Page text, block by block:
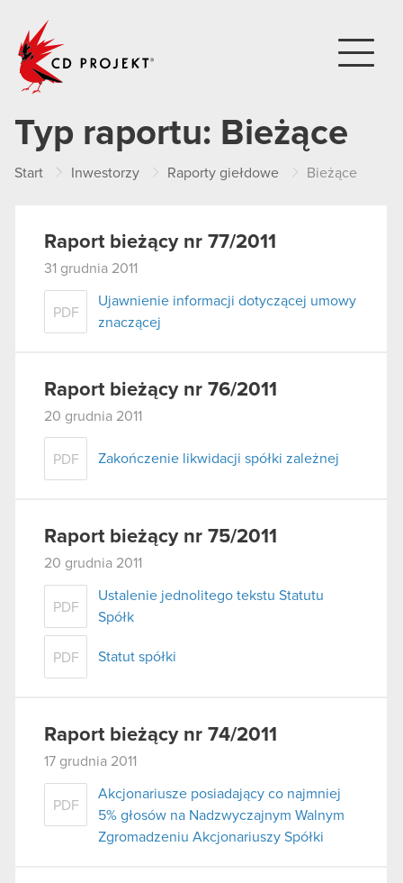
Typ raportu: Bieżące
Start Inwestorzy Raporty giełdowe Bieżące
Raport bieżący nr 77/2011
31 grudnia 2011
PDF
Ujawnienie informacji dotyczącej umowy
znaczącej
Raport bieżący nr 76/2011
20 grudnia 2011
PDF Zakończenie likwidacji spółki zależnej
Raport bieżący nr 75/2011
20 grudnia 2011
PDF
Ustalenie jednolitego tekstu Statutu
Spółk
PDF Statut spółki
Raport bieżący nr 74/2011
17 grudnia 2011
PDF
Akcjonariusze posiadający co najmniej
5% głosów na Nadzwyczajnym Walnym
Zgromadzeniu Akcjonariuszy Spółki